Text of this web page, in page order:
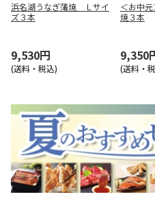
浜名湖うなぎ蒲焼 Ｌサイ
ズ３本
9,530円
(送料・税込)
＜お中
焼３本
9,350
(送料・